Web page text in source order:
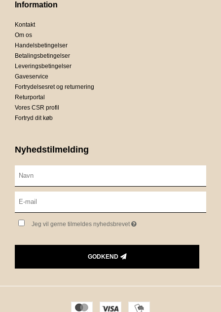
Information
Kontakt
Om os
Handelsbetingelser
Betalingsbetingelser
Leveringsbetingelser
Gaveservice
Fortrydelsesret og returnering
Returportal
Vores CSR profil
Fortryd dit køb
Nyhedstilmelding
Jeg vil gerne tilmeldes nyhedsbrevet
GODKEND